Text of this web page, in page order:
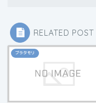
RELATED POST
ブラタモリ